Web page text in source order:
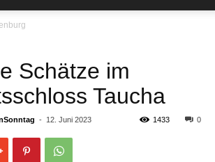
Schätze im
Taucha
- 12. Juni 2023 0
1433